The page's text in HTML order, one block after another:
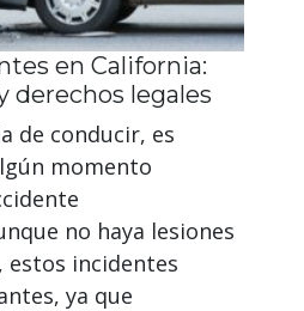
en California:
derechos legales
de conducir, es
momento
no haya lesiones
estos incidentes
ya que